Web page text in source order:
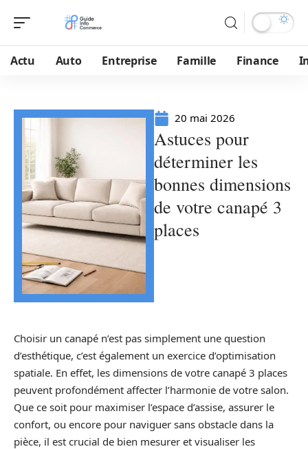
Actu Auto Entreprise Famille Finance
20 mai 2026
Astuces pour
déterminer les
bonnes dimensions
de votre canapé 3
places
Choisir un canapé n’est pas simplement une question
d’esthétique, c’est également un exercice d’optimisation
spatiale. En effet, les dimensions de votre canapé 3 places
peuvent profondément affecter l’harmonie de votre salon.
Que ce soit pour maximiser l’espace d’assise, assurer le
confort, ou encore pour naviguer sans obstacle dans la
pièce, il est crucial de bien mesurer et visualiser les